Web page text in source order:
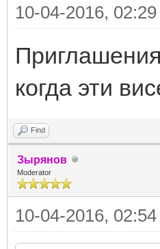
10-04-2016,
когда эти
Find
Зырянов
Moderator
10-04-2016,